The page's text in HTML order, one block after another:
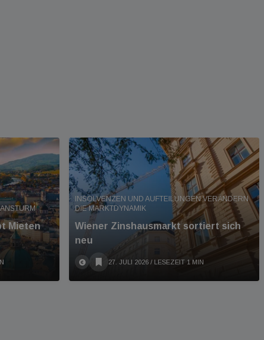
Mieten
INSOLVENZEN UND AUFTEILUNGEN VERÄNDERN
DIE MARKTDYNAMIK
Wiener Zinshausmarkt sortiert sich
neu
27. JULI 2026 / LESEZEIT 1 MIN